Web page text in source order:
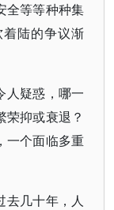
全等等种种集
陆的争议渐
人疑惑，哪一
抑或衰退？
一个面临多重
去几十年，人